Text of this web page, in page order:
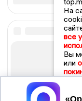
На
все
Вы
или